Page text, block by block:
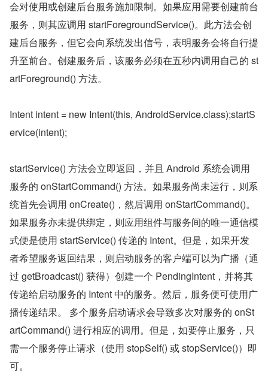
会对使用或创建后台服务施加限制。如果应用需要创建前台
服务，则其应调用 startForegroundService()。此方法会创
建后台服务，但它会向系统发出信号，表明服务会将自行提
升至前台。创建服务后，该服务必须在五秒内调用自己的 st
artForeground() 方法。
Intent intent = new Intent(this, AndroidService.class);startS
ervice(intent);
startService() 方法会立即返回，并且 Android 系统会调用
服务的 onStartCommand() 方法。如果服务尚未运行，则系
统首先会调用 onCreate()，然后调用 onStartCommand()。
如果服务亦未提供绑定，则应用组件与服务间的唯一通信模
式便是使用 startService() 传递的 Intent。但是，如果开发
者希望服务返回结果，则启动服务的客户端可以为广播（通
过 getBroadcast() 获得）创建一个 PendingIntent，并将其
传递给启动服务的 Intent 中的服务。然后，服务便可使用广
播传递结果。 多个服务启动请求会导致多次对服务的 onSt
artCommand() 进行相应的调用。但是，如要停止服务，只
需一个服务停止请求（使用 stopSelf() 或 stopService()）即
可。